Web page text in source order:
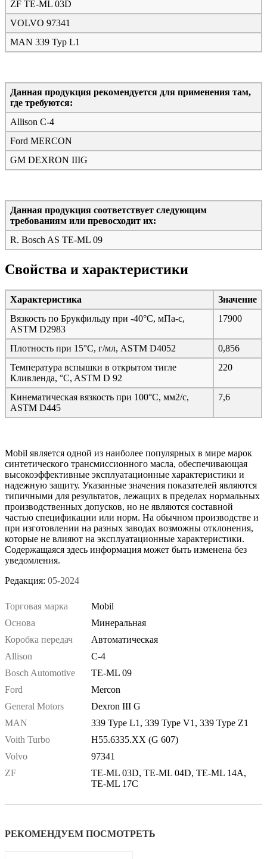
ZF TE-ML 03D
VOLVO 97341
MAN 339 Typ L1
Данная продукция рекомендуется для применения там,
где требуются:
Allison C-4
Ford MERCON
GM DEXRON IIIG
Данная продукция соответствует следующим
требованиям или превосходит их:
R. Bosch AS TE-ML 09
Свойства и характеристики
Характеристика
Значение
Вязкость по Брукфильду при -40°C, мПа-с,
ASTM D2983
17900
Плотность при 15°C, г/мл, ASTM D4052
0,856
Температура вспышки в открытом тигле
Кливленда, °C, ASTM D 92
220
Кинематическая вязкость при 100°C, мм2/с,
ASTM D445
7,6
Mobil является одной из наиболее популярных в мире марок
синтетического трансмиссионного масла, обеспечивающая
высокоэффективные эксплуатационные характеристики и
надежную защиту. Указанные значения показателей являются
типичными для результатов, лежащих в пределах нормальных
производственных допусков, но не являются составной
частью спецификации или норм. На обычном производстве и
при изготовлении на разных заводах возможны отклонения,
которые не влияют на эксплуатационные характеристики.
Содержащаяся здесь информация может быть изменена без
уведомления.
Редакция: 05-2024
Торговая марка
Mobil
Основа
Минеральная
Коробка передач
Автоматическая
Allison
C-4
Bosch Automotive
TE-ML 09
Ford
Mercon
General Motors
Dexron III G
MAN
339 Type L1, 339 Type V1, 339 Type Z1
Voith Turbo
H55.6335.XX (G 607)
Volvo
97341
ZF
TE-ML 03D, TE-ML 04D, TE-ML 14A,
TE-ML 17C
РЕКОМЕНДУЕМ ПОСМОТРЕТЬ